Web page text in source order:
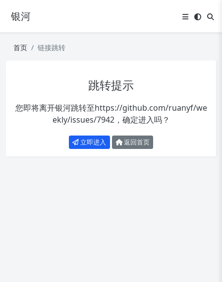
银河
首页 链接跳转
跳转提示
您即将离开银河跳转至https://github.com/ruanyf/we
ekly/issues/7942，确定进入吗？
立即进入 返回首页